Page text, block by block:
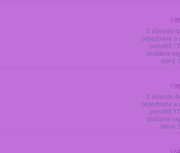
Z důvodu
objednané a
pondělí
dodáme
úterý.
Z důvodu
objednané a
pondělí
dodáme
úterý.